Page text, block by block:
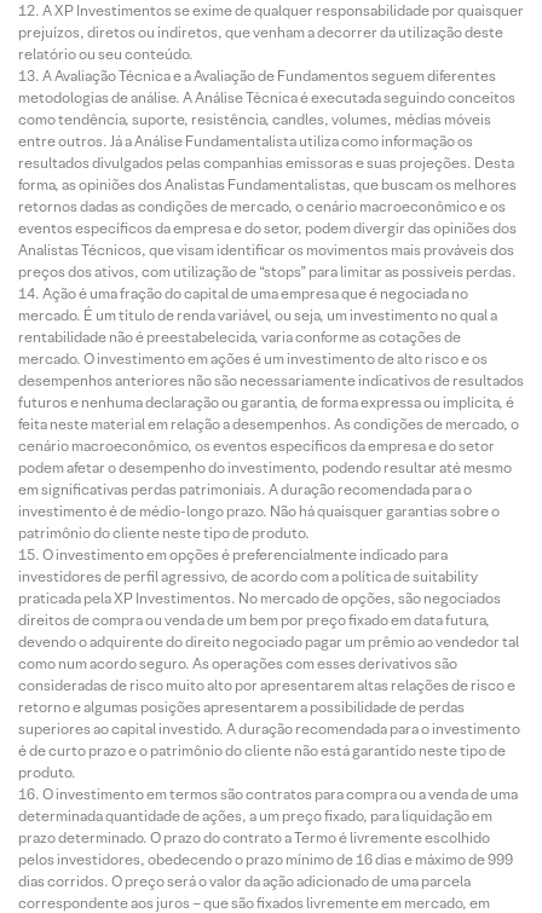
A XP Investimentos se exime de qualquer responsabilidade por quaisquer
prejuízos, diretos ou indiretos, que venham a decorrer da utilização deste
relatório ou seu conteúdo.
A Avaliação Técnica e a Avaliação de Fundamentos seguem diferentes
metodologias de análise. A Análise Técnica é executada seguindo conceitos
como tendência, suporte, resistência, candles, volumes, médias móveis
entre outros. Já a Análise Fundamentalista utiliza como informação os
resultados divulgados pelas companhias emissoras e suas projeções. Desta
forma, as opiniões dos Analistas Fundamentalistas, que buscam os melhores
retornos dadas as condições de mercado, o cenário macroeconômico e os
eventos específicos da empresa e do setor, podem divergir das opiniões dos
Analistas Técnicos, que visam identificar os movimentos mais prováveis dos
preços dos ativos, com utilização de “stops” para limitar as possíveis perdas.
Ação é uma fração do capital de uma empresa que é negociada no
mercado. É um título de renda variável, ou seja, um investimento no qual a
rentabilidade não é preestabelecida, varia conforme as cotações de
mercado. O investimento em ações é um investimento de alto risco e os
desempenhos anteriores não são necessariamente indicativos de resultados
futuros e nenhuma declaração ou garantia, de forma expressa ou implícita, é
feita neste material em relação a desempenhos. As condições de mercado, o
cenário macroeconômico, os eventos específicos da empresa e do setor
podem afetar o desempenho do investimento, podendo resultar até mesmo
em significativas perdas patrimoniais. A duração recomendada para o
investimento é de médio-longo prazo. Não há quaisquer garantias sobre o
patrimônio do cliente neste tipo de produto.
O investimento em opções é preferencialmente indicado para
investidores de perfil agressivo, de acordo com a política de suitability
praticada pela XP Investimentos. No mercado de opções, são negociados
direitos de compra ou venda de um bem por preço fixado em data futura,
devendo o adquirente do direito negociado pagar um prêmio ao vendedor tal
como num acordo seguro. As operações com esses derivativos são
consideradas de risco muito alto por apresentarem altas relações de risco e
retorno e algumas posições apresentarem a possibilidade de perdas
superiores ao capital investido. A duração recomendada para o investimento
é de curto prazo e o patrimônio do cliente não está garantido neste tipo de
produto.
O investimento em termos são contratos para compra ou a venda de uma
determinada quantidade de ações, a um preço fixado, para liquidação em
prazo determinado. O prazo do contrato a Termo é livremente escolhido
pelos investidores, obedecendo o prazo mínimo de 16 dias e máximo de 999
dias corridos. O preço será o valor da ação adicionado de uma parcela
correspondente aos juros – que são fixados livremente em mercado, em